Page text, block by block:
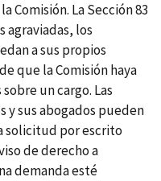
Comisión. La Sección 83
agraviadas, los
a sus propios
que la Comisión haya
un cargo. Las
y sus abogados pueden
solicitud por escrito
de derecho a
demanda esté